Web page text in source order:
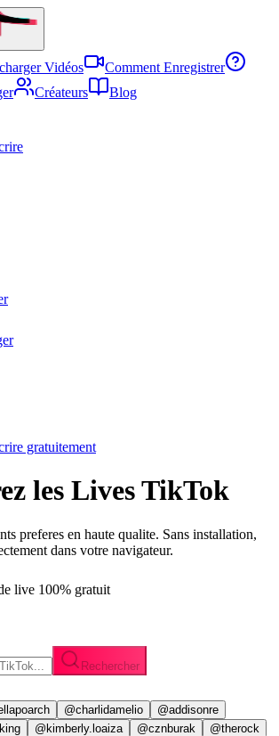
Vidéos
Comment Enregistrer
Créateurs Blog
gratuitement
les Lives TikTok
preferes en haute qualite. Sans installation,
dans votre navigateur.
live 100% gratuit
Rechercher
@charlidamelio
@addisonre
@kimberly.loaiza @cznburak
@therock